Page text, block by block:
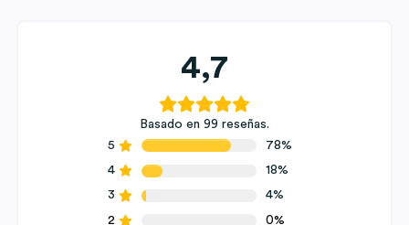
4,7
Basado en 99 reseñas.
5
78%
4
18%
3
4%
2
0%